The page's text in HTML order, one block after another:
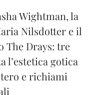
Wightman, la
Nilsdotter e il
The Drays: tre
l’estetica gotica
e richiami